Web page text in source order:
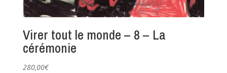
Virer tout le monde – 8 – La
cérémonie
280,00€